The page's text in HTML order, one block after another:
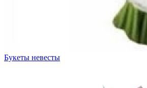
Букеты невесты